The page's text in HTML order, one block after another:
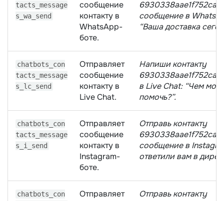
tacts_message
s_wa_send
сообщение
контакту в
WhatsApp-
боте.
сообщение в
“Ваша доставка
chatbots_con
tacts_message
s_lc_send
Отправляет
сообщение
контакту в
Live Chat.
Напиши контактy
в Live Chat: “Чем могу
помочь?”.
chatbots_con
tacts_message
s_i_send
Отправляет
сообщение
контакту в
Instagram-
боте.
Отправь контактy
сообщение в
ответили вам в
chatbots_con
Отправляет
Отправь контактy